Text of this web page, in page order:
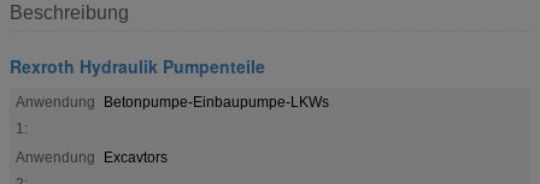
Beschreibung
Rexroth Hydraulik Pumpenteile
Anwendung
1:
Betonpumpe-Einbaupumpe-LKWs
Anwendung
Excavtors